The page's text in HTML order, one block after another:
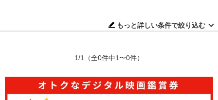
もっと詳しい条件で絞り込む
1/1 （全0件中1〜0件）